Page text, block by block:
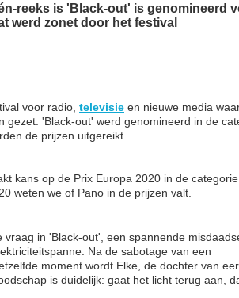
reeks is 'Black-out' is genomineerd
werd zonet door het festival
voor radio, televisie en nieuwe media
gezet. 'Black-out' werd genomineerd in de
de prijzen uitgereikt.
kans op de Prix Europa 2020 in de
weten we of Pano in de prijzen valt.
in 'Black-out', een spannende
Na de sabotage van een
moment wordt Elke, de dochter van
is duidelijk: gaat het licht terug aan,